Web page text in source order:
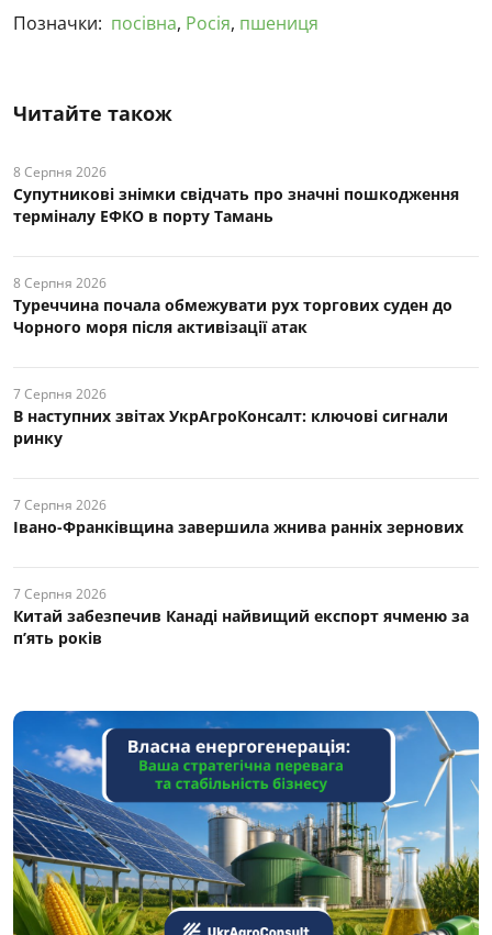
Позначки: посівна, Росія, пшениця
Читайте також
8 Серпня 2026
Супутникові знімки свідчать про значні пошкодження
терміналу ЕФКО в порту Тамань
8 Серпня 2026
Туреччина почала обмежувати рух торгових суден до
Чорного моря після активізації атак
7 Серпня 2026
В наступних звітах УкрАгроКонсалт: ключові cигнали
ринку
7 Серпня 2026
Івано-Франківщина завершила жнива ранніх зернових
7 Серпня 2026
Китай забезпечив Канаді найвищий експорт ячменю за
п’ять років